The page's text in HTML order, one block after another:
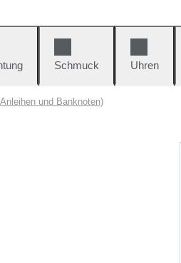
Schmuck Uhren
und Banknoten)